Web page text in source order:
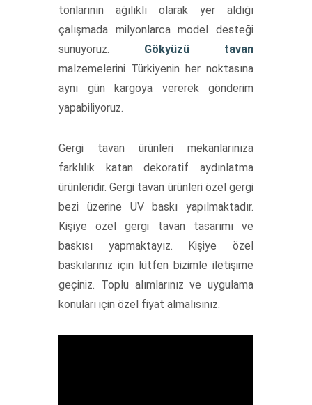
tonlarının ağılıklı olarak yer aldığı
çalışmada milyonlarca model desteği
sunuyoruz. Gökyüzü tavan
malzemelerini Türkiyenin her noktasına
aynı gün kargoya vererek gönderim
yapabiliyoruz.
Gergi tavan ürünleri mekanlarınıza
farklılık katan dekoratif aydınlatma
ürünleridir. Gergi tavan ürünleri özel gergi
bezi üzerine UV baskı yapılmaktadır.
Kişiye özel gergi tavan tasarımı ve
baskısı yapmaktayız. Kişiye özel
baskılarınız için lütfen bizimle iletişime
geçiniz. Toplu alımlarınız ve uygulama
konuları için özel fiyat almalısınız.